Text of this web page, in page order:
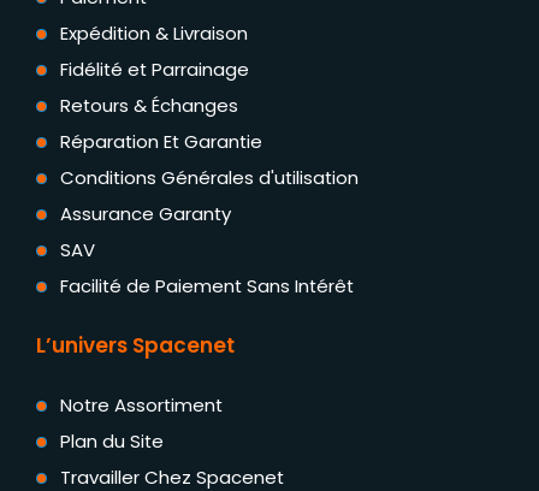
Expédition & Livraison
Fidélité et Parrainage
Retours & Échanges
Réparation Et Garantie
Conditions Générales d'utilisation
Assurance Garanty
SAV
Facilité de Paiement Sans Intérêt
L’univers Spacenet
Notre Assortiment
Plan du Site
Travailler Chez Spacenet